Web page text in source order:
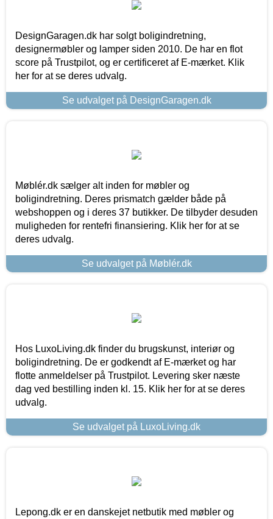
DesignGaragen.dk har solgt boligindretning,
designermøbler og lamper siden 2010. De har en flot
score på Trustpilot, og er certificeret af E-mærket. Klik
her for at se deres udvalg.
Se udvalget på DesignGaragen.dk
Møblér.dk sælger alt inden for møbler og
boligindretning. Deres prismatch gælder både på
webshoppen og i deres 37 butikker. De tilbyder desuden
muligheden for rentefri finansiering. Klik her for at se
deres udvalg.
Se udvalget på Møblér.dk
Hos LuxoLiving.dk finder du brugskunst, interiør og
boligindretning. De er godkendt af E-mærket og har
flotte anmeldelser på Trustpilot. Levering sker næste
dag ved bestilling inden kl. 15. Klik her for at se deres
udvalg.
Se udvalget på LuxoLiving.dk
Lepong.dk er en danskejet netbutik med møbler og